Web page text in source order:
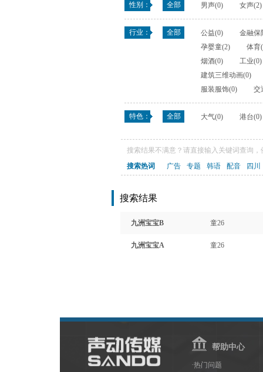
性别： 全部 男声(0) 女声(2)
行业： 全部 公益(0)
金融保
孕婴童(2)
体育
烟酒(0)
工业(0)
建筑三维动画(0)
服装服饰(0)
交
特色： 全部 大气(0) 港台(0)
搜索结果不满意？请直接输入关键词查询
搜索热词
广告 专题 韩语 配音 四川
搜索结果
九洲宝宝B 童26
九洲宝宝A 童26
帮助中心
·热门问题